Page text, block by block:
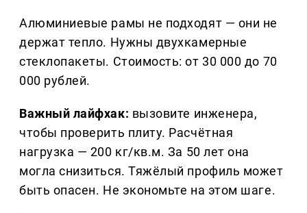
Алюминиевые рамы не подходят — они не
держат тепло. Нужны двухкамерные
стеклопакеты. Стоимость: от 30 000 до 70
000 рублей.
Важный лайфхак: вызовите инженера,
чтобы проверить плиту. Расчётная
нагрузка — 200 кг/кв.м. За 50 лет она
могла снизиться. Тяжёлый профиль может
быть опасен. Не экономьте на этом шаге.